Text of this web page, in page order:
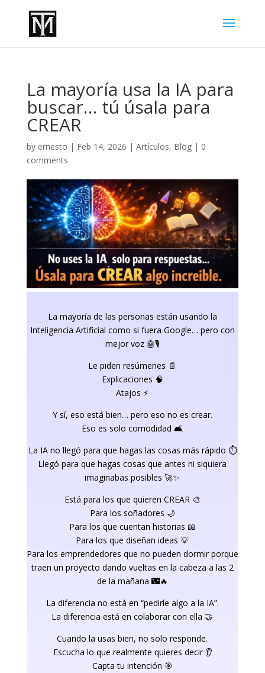
La mayoría usa la IA para
buscar… tú úsala para
CREAR
by ernesto | Feb 14, 2026 | Artículos, Blog| 0
comments
La mayoría de las personas están usando la
Inteligencia Artificial como si fuera Google… pero con
mejor voz 🤖🎙️
Le piden resúmenes 📄
Explicaciones 🧠
Atajos ⚡
Y sí, eso está bien… pero eso no es crear.
Eso es solo comodidad 🛋️
La IA no llegó para que hagas las cosas más rápido ⏱️
Llegó para que hagas cosas que antes ni siquiera
imaginabas posibles 🚀✨
Está para los que quieren CREAR 🎨
Para los soñadores 🌙
Para los que cuentan historias 📖
Para los que diseñan ideas 💡
Para los emprendedores que no pueden dormir porque
traen un proyecto dando vueltas en la cabeza a las 2
de la mañana 🌃🔥
La diferencia no está en “pedirle algo a la IA”.
La diferencia está en colaborar con ella 🤝
Cuando la usas bien, no solo responde.
Escucha lo que realmente quieres decir 👂
Capta tu intención 🎯